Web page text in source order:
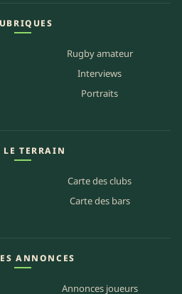
Rugby amateur
Interviews
Portraits
LE TERRAIN
Carte des clubs
Carte des bars
ANNONCES
Annonces joueurs